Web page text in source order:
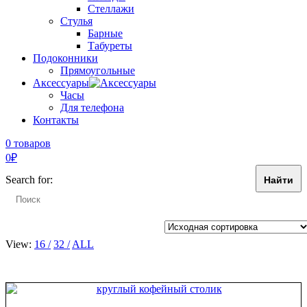
Стеллажи
Стулья
Барные
Табуреты
Подоконники
Прямоугольные
Аксессуары
Часы
Для телефона
Контакты
0 товаров
0₽
Search for:
View: 16 32 ALL